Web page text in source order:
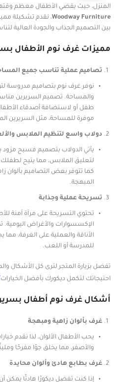
المنزل، حيث يقضي الأطفال معظم
Woodway Furniture، نقدم تشكيلة
بين التصميم الجذاب والجودة العالية
مميزات غرف نوم الأطفال
تصاميم عملية تناسب جميع
نوفر غرف نوم بتصاميم مدروسة
والمساحة. تصميم السريرين
طفل أو لاستضافة أصدقاء
موفرة للمساحة، مثل السريرين
دولاب واسع لتنظيم الملابس
يأتي الدولاب بتصميم فسيح مزود
لتعليق الملابس، مما يتيح
كما تتوفر بعض التصاميم بألوان
المبهجة.
تسريحة عملية وجذابة
تحتوي التسريحة على مرآة آمنة
الإكسسوارات والأغراض
الأناقة والعملية على الغرفة، مما
للمدرسة أو اللعب.
تفضل بزيارة المتجر لترى كل الأشكال
احتيجاتك لتكمل ديكورك بأفضل
أشكال غرف نوم أطفال
غرف بألوان زاهية ومبهجة
يحب الأطفال الألوان، لذا نقدم
والأصفر، مما يخلق جوًا مفرحًا
غرف بطابع هادئ وألوان محايدة
إذا كنت تفضل ديكورًا هادئًا يمكن